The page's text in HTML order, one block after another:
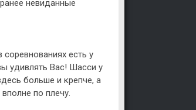
невиданные
есть у
удивлять Вас! Шасси у
больше и крепче, а
по плечу.